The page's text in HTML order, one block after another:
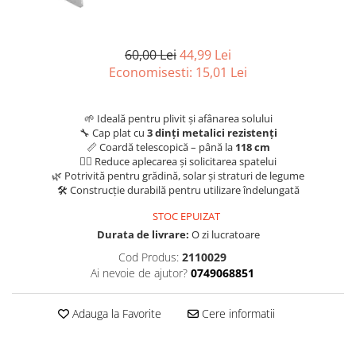
Accesorii gresie si faianta
Accesorii polizare si slefuire
Accesorii vopsire si tencuire
Sarma constructii
60,00 Lei44,99 Lei
Economisesti: 15,01 Lei
🌱 Ideală pentru plivit și afânarea solului
🔧 Cap plat cu 3 dinți metalici rezistenți
📏 Coardă telescopică – până la 118 cm
🧍‍♂️ Reduce aplecarea și solicitarea spatelui
🌿 Potrivită pentru grădină, solar și straturi de legume
🛠️ Construcție durabilă pentru utilizare îndelungată
STOC EPUIZAT
Durata de livrare: O zi lucratoare
Cod Produs: 2110029
Ai nevoie de ajutor? 0749068851
Adauga la Favorite Cere informatii